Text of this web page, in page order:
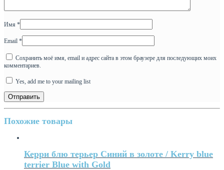
Имя *
Email *
Сохранить моё имя, email и адрес сайта в этом браузере для последующих моих
комментариев.
Yes, add me to your mailing list
Похожие товары
Керри блю терьер Синий в золоте / Kerry blue
terrier Blue with Gold